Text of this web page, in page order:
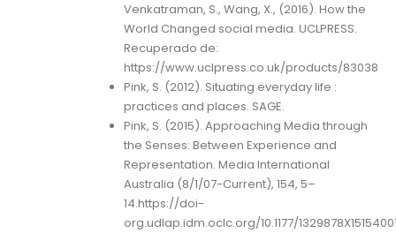
Venkatraman, S., Wang, X., (2016). How the
World Changed social media. UCLPRESS.
Recuperado de:
https://www.uclpress.co.uk/products/83038
Pink, S. (2012). Situating everyday life :
practices and places. SAGE.
Pink, S. (2015). Approaching Media through
the Senses: Between Experience and
Representation. Media International
Australia (8/1/07-Current), 154, 5–
14.https://doi-
org.udlap.idm.oclc.org/10.1177/